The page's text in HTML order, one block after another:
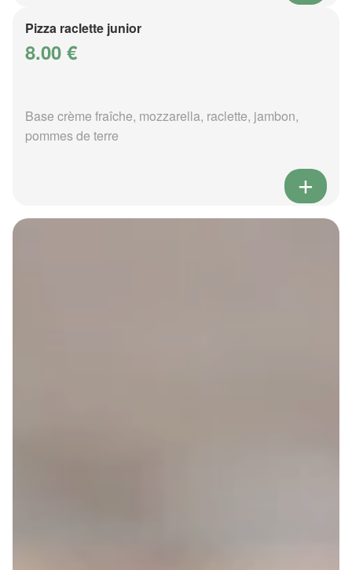
Pizza raclette junior
8.00 €
Base crème fraîche, mozzarella, raclette, jambon,
pommes de terre